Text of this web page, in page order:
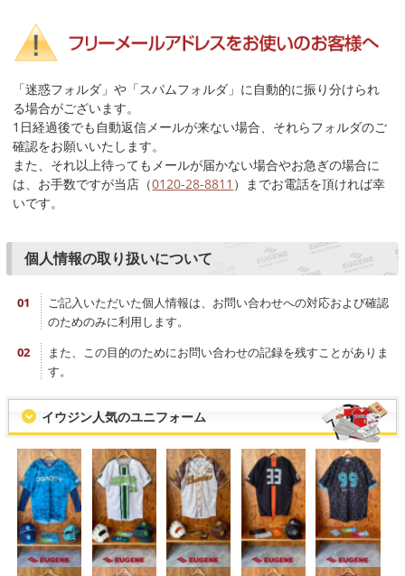
「迷惑フォルダ」や「スパムフォルダ」に自動的に振り分けられ
る場合がございます。
1日経過後でも自動返信メールが来ない場合、それらフォルダのご
確認をお願いいたします。
また、それ以上待ってもメールが届かない場合やお急ぎの場合に
は、お手数ですが当店（0120-28-8811 ）までお電話を頂ければ幸
いです。
個人情報の取り扱いについて
ご記入いただいた個人情報は、お問い合わせへの対応および確認
のためのみに利用します。
また、この目的のためにお問い合わせの記録を残すことがありま
す。
イウジン人気のユニフォーム